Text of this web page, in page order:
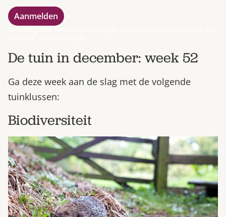
De tuin in december: week 52
Ga deze week aan de slag met de volgende
tuinklussen:
Biodiversiteit